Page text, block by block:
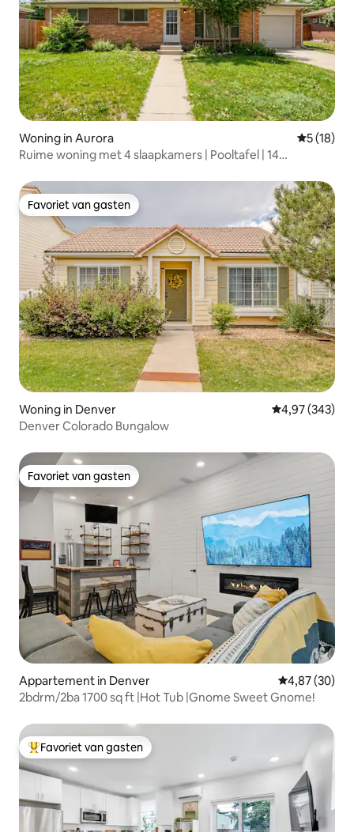
Woning in Aurora
5 (18)
Ruime woning met 4 slaapkamers | Pooltafel | 14
Favoriet van gasten
Favoriet van gasten
Woning in Denver Gemiddelde
4,97 (343)
Denver Colorado Bungalow
Favoriet van gasten
Favoriet van gasten
Appartement in Denver Gemiddelde
4,87 (30)
2bdrm/2ba 1700 sq ft |Hot Tub |Gnome Sweet Gnome!
Topfavoriet van gasten
Favoriet van gasten